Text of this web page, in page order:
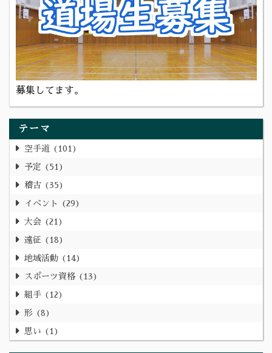
募集してます。
テーマ
空手道 101
予定 51
稽古 35
イベント 29
大会 21
遠征 18
地域活動 14
スポーツ資格 13
組手 12
形 8
思い 1